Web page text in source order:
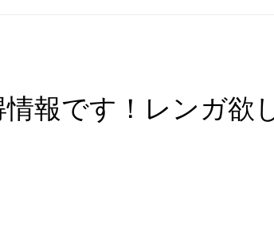
報です！レンガ欲